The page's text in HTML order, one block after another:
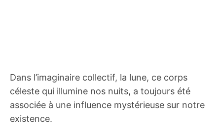
Dans l’imaginaire collectif, la lune, ce corps
céleste qui illumine nos nuits, a toujours été
associée à une influence mystérieuse sur notre
existence.